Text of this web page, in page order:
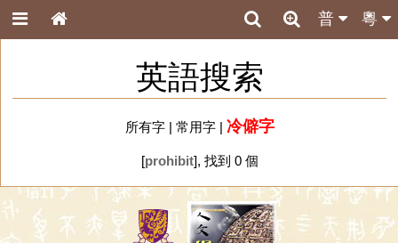
粵
普
英語搜索
所有字| 常用字| 冷僻字
[prohibit], 找到 0 個